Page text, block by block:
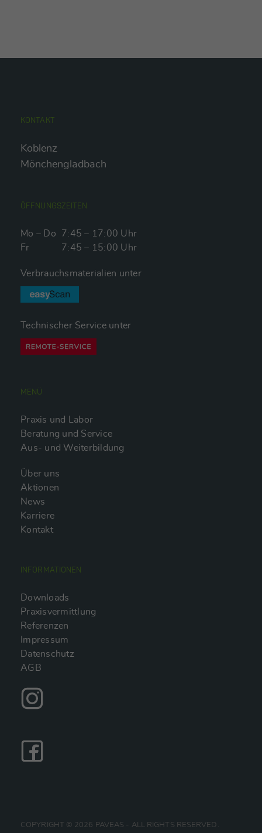
KONTAKT
Koblenz
Mönchengladbach
ÖFFNUNGSZEITEN
Mo – Do
7:45 – 17:00 Uhr
Fr
7:45 – 15:00 Uhr
Verbrauchsmaterialien unter
Technischer Service unter
MENÜ
Praxis und Labor
Beratung und Service
Aus- und Weiterbildung
Über uns
Aktionen
News
Karriere
Kontakt
INFORMATIONEN
Downloads
Praxisvermittlung
Referenzen
Impressum
Datenschutz
AGB
COPYRIGHT © 2026 PAVEAS - ALL RIGHTS RESERVED.